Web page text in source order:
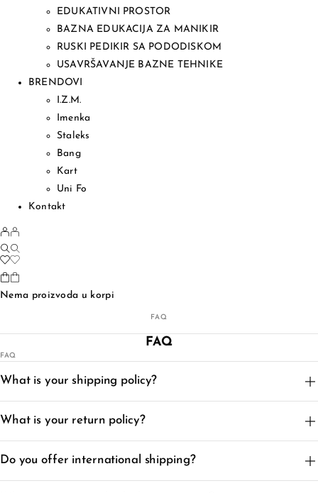
EDUKATIVNI PROSTOR
BAZNA EDUKACIJA ZA MANIKIR
RUSKI PEDIKIR SA PODODISKOM
USAVRŠAVANJE BAZNE TEHNIKE
BRENDOVI
I.Z.M.
Imenka
Staleks
Bang
Kart
Uni Fo
Kontakt
Nema proizvoda u korpi
FAQ
FAQ
FAQ
What is your shipping policy?
What is your return policy?
Do you offer international shipping?